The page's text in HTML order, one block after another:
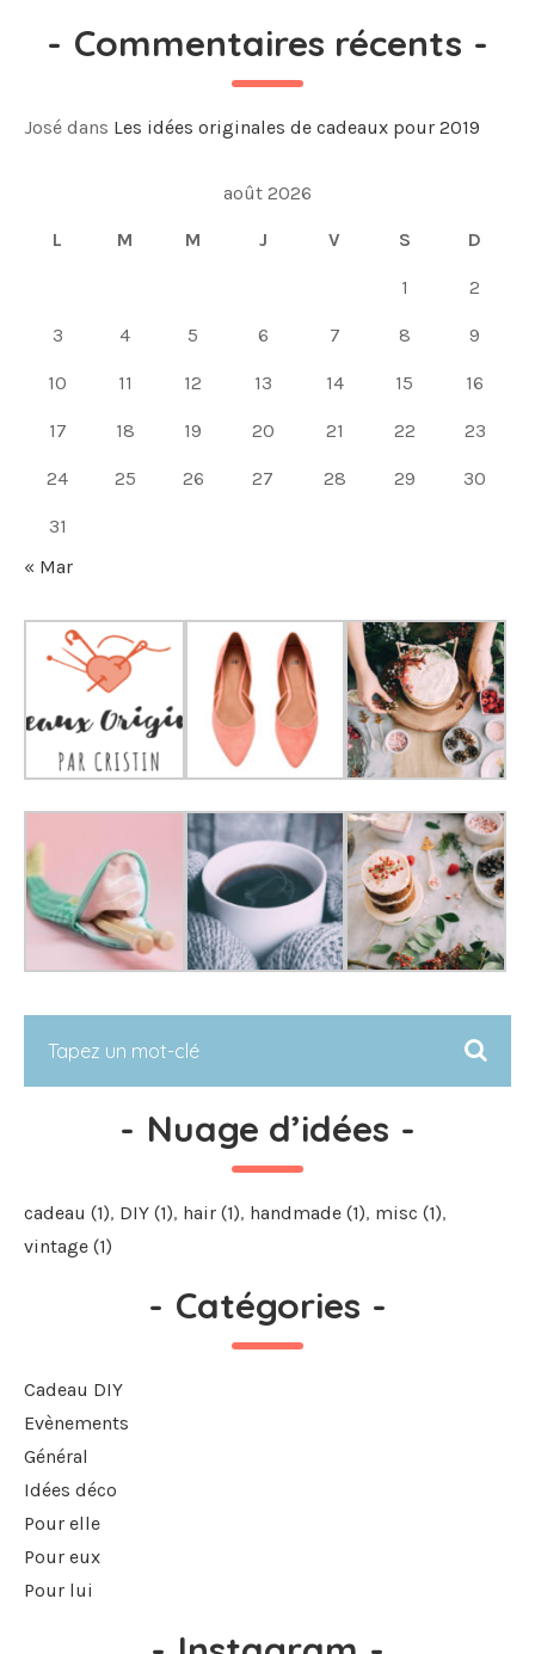
- Commentaires récents -
José dans Les idées originales de cadeaux pour 2019
août 2026
L M M J V S D
1 2
3 4 5 6 7 8 9
10 11 12 13 14 15 16
17 18 19 20 21 22 23
24 25 26 27 28 29 30
31
« Mar
- Nuage d’idées -
cadeau (1) DIY (1) hair (1) handmade (1) misc (1)
vintage (1)
- Catégories -
Cadeau DIY
Evènements
Général
Idées déco
Pour elle
Pour eux
Pour lui